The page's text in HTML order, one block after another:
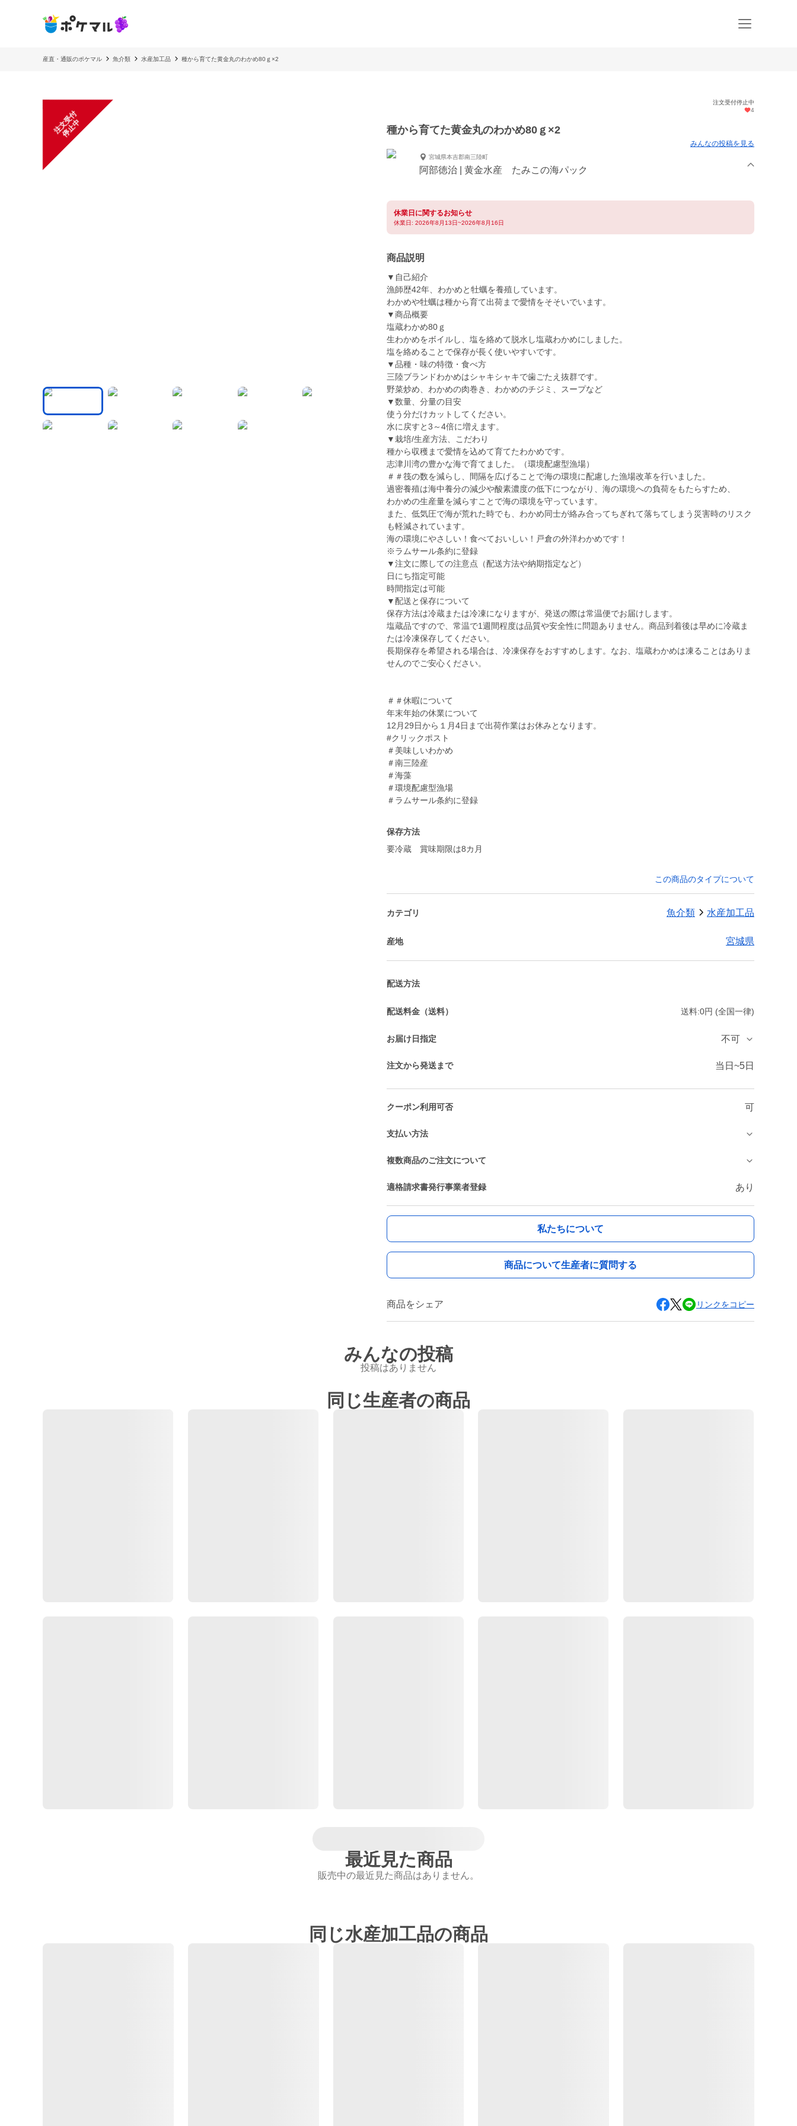
産直・通販のポケマル 魚介類 水産加工品 種から育てた黄金丸のわかめ80ｇ×2
注
文
受
付
停
止
中
注文受付停止中
4
種から育てた黄金丸のわかめ80ｇ×2
みんなの投稿を見る
宮城県本吉郡南三陸町
阿部徳治 | 黄金水産 たみこの海パック
休業日に関するお知らせ
休業日: 2026年8月13日~2026年8月16日
商品説明
▼自己紹介
漁師歴42年、わかめと牡蠣を養殖しています。
わかめや牡蠣は種から育て出荷まで愛情をそそいでいます。
▼商品概要
塩蔵わかめ80ｇ
生わかめをボイルし、塩を絡めて脱水し塩蔵わかめにしました。
塩を絡めることで保存が長く使いやすいです。
▼品種・味の特徴・食べ方
三陸ブランドわかめはシャキシャキで歯ごたえ抜群です。
野菜炒め、わかめの肉巻き、わかめのチジミ、スープなど
▼数量、分量の目安
使う分だけカットしてください。
水に戻すと3～4倍に増えます。
▼栽培/生産方法、こだわり
種から収穫まで愛情を込めて育てたわかめです。
志津川湾の豊かな海で育てました。（環境配慮型漁場）
＃＃筏の数を減らし、間隔を広げることで海の環境に配慮した漁場改革を行いました。
過密養殖は海中養分の減少や酸素濃度の低下につながり、海の環境への負荷をもたらすため、
わかめの生産量を減らすことで海の環境を守っています。
また、低気圧で海が荒れた時でも、わかめ同士が絡み合ってちぎれて落ちてしまう災害時のリスク
も軽減されています。
海の環境にやさしい！食べておいしい！戸倉の外洋わかめです！
※ラムサール条約に登録
▼注文に際しての注意点（配送方法や納期指定など）
日にち指定可能
時間指定は可能
▼配送と保存について
保存方法は冷蔵または冷凍になりますが、発送の際は常温便でお届けします。
塩蔵品ですので、常温で1週間程度は品質や安全性に問題ありません。商品到着後は早めに冷蔵ま
たは冷凍保存してください。
長期保存を希望される場合は、冷凍保存をおすすめします。なお、塩蔵わかめは凍ることはありま
せんのでご安心ください。
＃＃休暇について
年末年始の休業について
12月29日から１月4日まで出荷作業はお休みとなります。
#クリックポスト
＃美味しいわかめ
＃南三陸産
＃海藻
＃環境配慮型漁場
＃ラムサール条約に登録
保存方法
要冷蔵 賞味期限は8カ月
この商品のタイプについて
カテゴリ 魚介類 水産加工品
産地 宮城県
配送方法
配送料金（送料） 送料:0円 (全国一律)
お届け日指定 不可
注文から発送まで 当日~5日
クーポン利用可否 可
支払い方法
複数商品のご注文について
適格請求書発行事業者登録 あり
私たちについて
商品について生産者に質問する
商品をシェア リンクをコピー
みんなの投稿
投稿はありません
同じ生産者の商品
最近見た商品
販売中の最近見た商品はありません。
同じ水産加工品の商品